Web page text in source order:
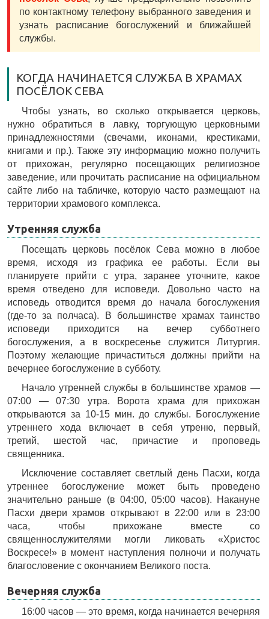
по контактному телефону выбранного заведения и
узнать расписание богослужений и ближайшей
службы.
КОГДА НАЧИНАЕТСЯ СЛУЖБА В ХРАМАХ
ПОСЁЛОК СЕВА
Чтобы узнать, во сколько открывается церковь,
нужно обратиться в лавку, торгующую церковными
принадлежностями (свечами, иконами, крестиками,
книгами и пр.). Также эту информацию можно получить
от прихожан, регулярно посещающих религиозное
заведение, или прочитать расписание на официальном
сайте либо на табличке, которую часто размещают на
территории храмового комплекса.
Утренняя служба
Посещать церковь посёлок Сева можно в любое
время, исходя из графика ее работы. Если вы
планируете прийти с утра, заранее уточните, какое
время отведено для исповеди. Довольно часто на
исповедь отводится время до начала богослужения
(где-то за полчаса). В большинстве храмах таинство
исповеди приходится на вечер субботнего
богослужения, а в воскресенье служится Литургия.
Поэтому желающие причаститься должны прийти на
вечернее богослужение в субботу.
Начало утренней службы в большинстве храмов —
07:00 — 07:30 утра. Ворота храма для прихожан
открываются за 10-15 мин. до службы. Богослужение
утреннего хода включает в себя утреню, первый,
третий, шестой час, причастие и проповедь
священника.
Исключение составляет светлый день Пасхи, когда
утреннее богослужение может быть проведено
значительно раньше (в 04:00, 05:00 часов). Накануне
Пасхи двери храмов открывают в 22:00 или в 23:00
часа, чтобы прихожане вместе со
священнослужителями могли ликовать «Христос
Воскресе!» в момент наступления полночи и получать
благословение с окончанием Великого поста.
Вечерняя служба
16:00 часов — это время, когда начинается вечерняя